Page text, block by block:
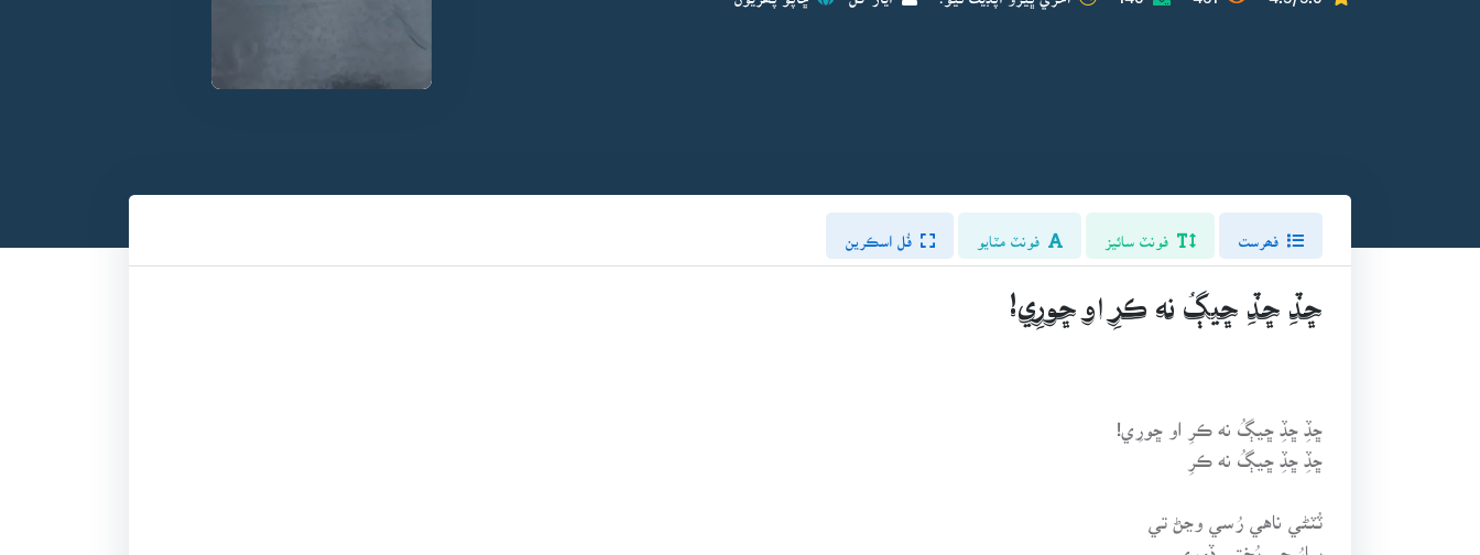
فُل اسڪرين
ڇڏِ ڇڏِ ڇيڳُ نه ڪرِ او ڇورِي!
ڇڏِ ڇڏِ ڇيڳُ نه ڪرِ او ڇورِي!
ڇڏِ ڇڏِ ڇيڳُ نه ڪرِ
ٽُٽڻي ناهي رُسي وڃڻ تي
پيارُ جي پُختي ڏورِي